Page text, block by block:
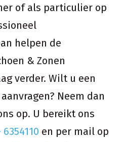
of als particulier op
helpen de
& Zonen
verder. Wilt u een
Neem dan
op. U bereikt ons
6354110 en per mail op